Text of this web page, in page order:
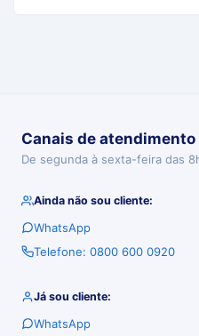
Canais de atendimento
De segunda à sexta-feira das
Ainda não sou cliente:
WhatsApp
Telefone: 0800 600 0920
Já sou cliente:
WhatsApp